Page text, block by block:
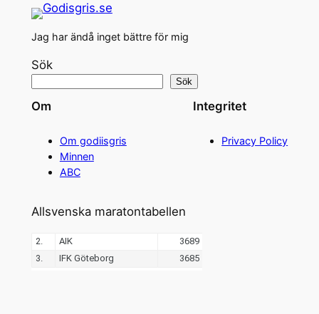
Jag har ändå inget bättre för mig
Sök
Sök
Om
Om godiisgris
Minnen
ABC
Integritet
Privacy Policy
Allsvenska maratontabellen